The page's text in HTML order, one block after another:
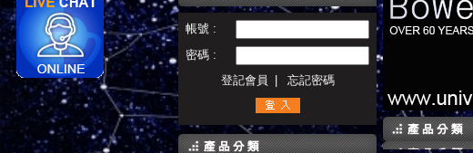
帳號 :
密碼 :
登記會員
忘記密碼